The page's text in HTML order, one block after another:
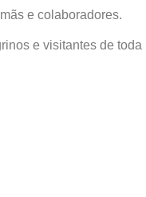
e colaboradores.
e visitantes de toda